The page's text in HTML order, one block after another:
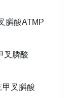
膦酸ATMP
叉膦酸
甲叉膦酸